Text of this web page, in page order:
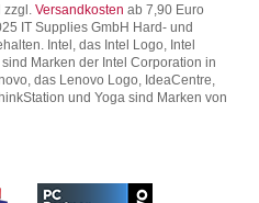
zzgl. Versandkosten ab 7,90 Euro
IT Supplies GmbH Hard- und
Intel, das Intel Logo, Intel
Marken der Intel Corporation in
das Lenovo Logo, IdeaCentre,
und Yoga sind Marken von